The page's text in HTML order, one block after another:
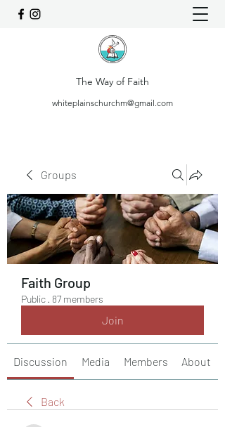
The Way of Faith
whiteplainschurchm@gmail.com
Groups
Faith Group
Public · 87 members
Join
Discussion Media Members About
Back